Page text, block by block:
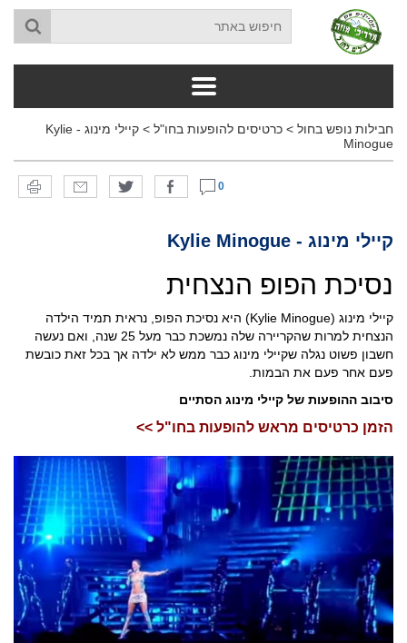
חבילות נופש בחול > כרטיסים להופעות בחו"ל >
קיילי מינוג - Kylie
Minogue
0
קיילי מינוג - Kylie Minogue
נסיכת הפופ הנצחית
קיילי מינוג (Kylie Minogue) היא נסיכת הפופ, נראית תמיד הילדה
הנצחית למרות שהקריירה שלה נמשכת כבר מעל 25 שנה, ואם נעשה
חשבון פשוט נגלה שקיילי מינוג כבר ממש לא ילדה אך בכל זאת כובשת
פעם אחר פעם את הבמות.
סיבוב ההופעות של קיילי מינוג הסתיים
הזמן כרטיסים מראש להופעות בחו"ל >>